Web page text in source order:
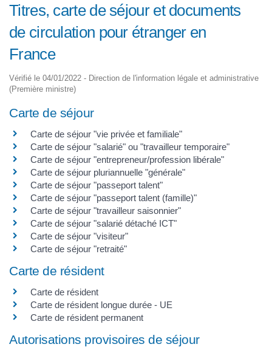
Titres, carte de séjour et documents
de circulation pour étranger en
France
Vérifié le 04/01/2022 - Direction de l'information légale et administrative
(Première ministre)
Carte de séjour
Carte de séjour "vie privée et familiale"
Carte de séjour "salarié" ou "travailleur temporaire"
Carte de séjour "entrepreneur/profession libérale"
Carte de séjour pluriannuelle "générale"
Carte de séjour "passeport talent"
Carte de séjour "passeport talent (famille)"
Carte de séjour "travailleur saisonnier"
Carte de séjour "salarié détaché ICT"
Carte de séjour "visiteur"
Carte de séjour "retraité"
Carte de résident
Carte de résident
Carte de résident longue durée - UE
Carte de résident permanent
Autorisations provisoires de séjour